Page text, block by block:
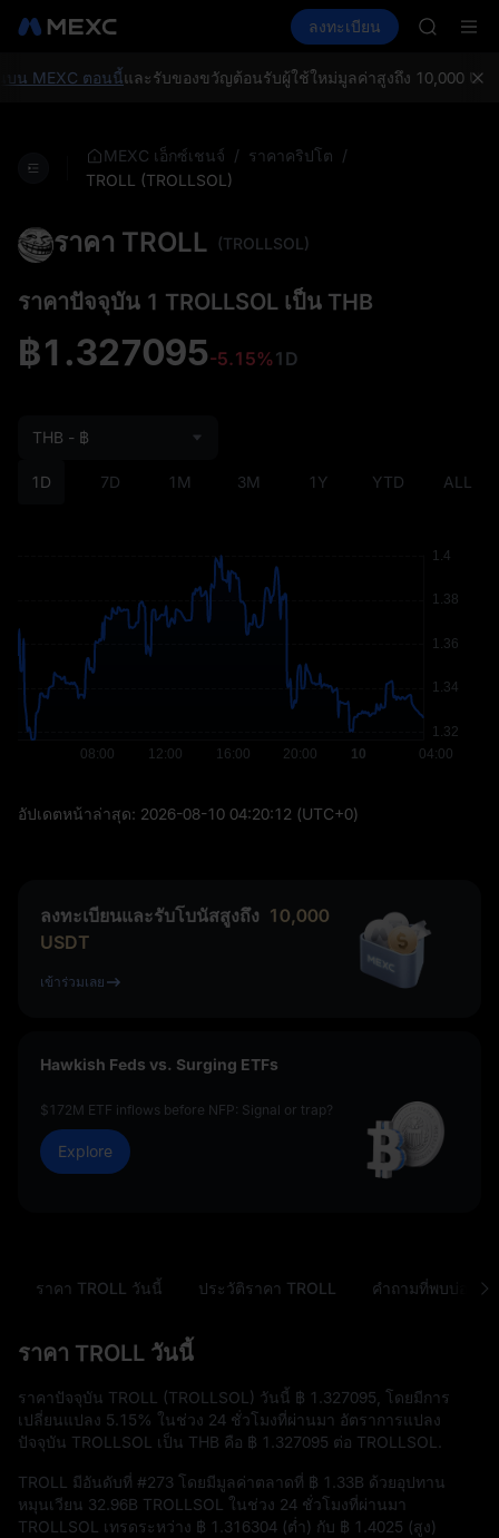
สปอต ฟิวเจอร์ส SPCX
ลงทะเบียน
BMT
สมัครสม
น MEXC ตอนนี้และรับของขวัญต้อนรับผู้ใช้ใหม่มูลค่าสูงถึง 10,000
MEXC เอ็กซ์เชนจ์ / ราคาคริปโต /
TROLL (TROLLSOL)
ราคา TROLL (TROLLSOL)
ราคาปัจจุบัน 1 TROLLSOL เป็น THB
฿1.327095-5.15%1D
1D 7D 1M 3M 1Y YTD ALL
THB - ฿
อัปเดตหน้าล่าสุด: 2026-08-10 04:20:12 (UTC+0)
ลงทะเบียนและรับโบนัสสูงถึง 10,000
USDT
เข้าร่วมเลย
Hawkish Feds vs. Surging ETFs
$172M ETF inflows before NFP: Signal or trap?
Explore
ราคา TROLL วันนี้ ประวัติราคา TROLL คำถามที่พบบ่อย
ราคา TROLL วันนี้
ราคาปัจจุบัน TROLL (TROLLSOL) วันนี้ ฿ 1.327095 , โดยมีการ
เปลี่ยนแปลง 5.15% ในช่วง 24 ชั่วโมงที่ผ่านมา อัตราการแปลง
ปัจจุบัน TROLLSOL เป็น THB คือ ฿ 1.327095 ต่อ TROLLSOL.
TROLL มีอันดับที่ #273 โดยมีมูลค่าตลาดที่ ฿ 1.33B ด้วยอุปทาน
หมุนเวียน 32.96B TROLLSOL
ในช่วง 24 ชั่วโมงที่ผ่านมา
TROLLSOL เทรดระหว่าง ฿ 1.316304 (ต่ำ) กับ ฿ 1.4025 (สูง)